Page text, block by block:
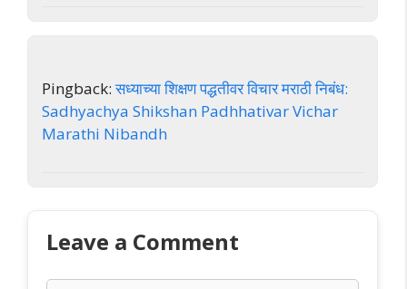
Pingback:सध्याच्या शिक्षण पद्धतीवर विचार मराठी निबंध:
Sadhyachya Shikshan Padhhativar Vichar
Marathi Nibandh
Leave a Comment